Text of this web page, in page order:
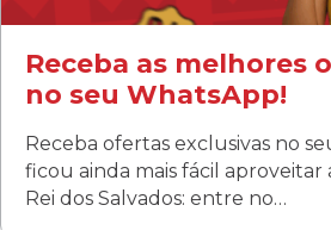
Receba as melhores
no seu WhatsApp!
Receba ofertas exclusivas no
ficou ainda mais fácil aproveitar
Rei dos Salvados: entre no…